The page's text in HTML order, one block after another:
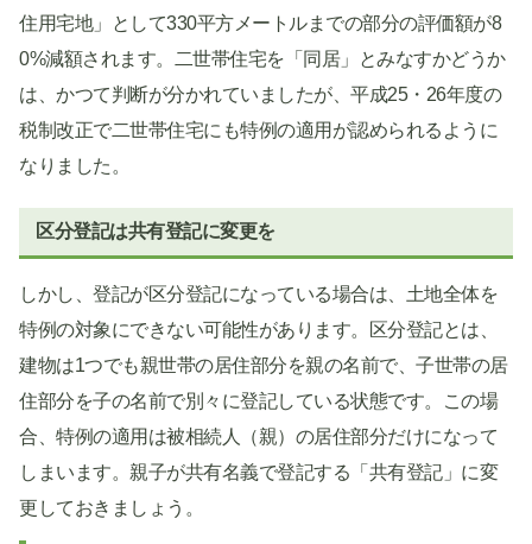
住用宅地」として330平方メートルまでの部分の評価額が8
0%減額されます。二世帯住宅を「同居」とみなすかどうか
は、かつて判断が分かれていましたが、平成25・26年度の
税制改正で二世帯住宅にも特例の適用が認められるように
なりました。
区分登記は共有登記に変更を
しかし、登記が区分登記になっている場合は、土地全体を
特例の対象にできない可能性があります。区分登記とは、
建物は1つでも親世帯の居住部分を親の名前で、子世帯の居
住部分を子の名前で別々に登記している状態です。この場
合、特例の適用は被相続人（親）の居住部分だけになって
しまいます。親子が共有名義で登記する「共有登記」に変
更しておきましょう。